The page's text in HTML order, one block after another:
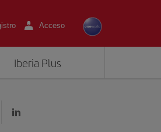
Acceso
Iberia Plus